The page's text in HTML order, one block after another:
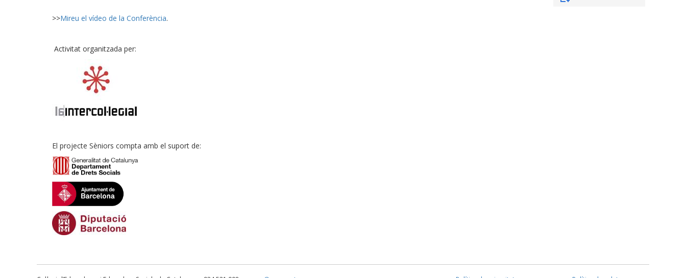
>>Mireu el vídeo de la Conferència.
Activitat organitzada per:
El projecte Sèniors compta amb el suport de: